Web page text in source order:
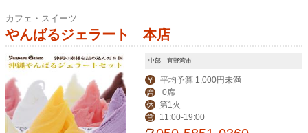
カフェ・スイーツ
やんばるジェラート 本店
中部｜宜野湾市
￥ 平均予算 1,000円未満
席 0席
休 第1火
営 11:00-19:00